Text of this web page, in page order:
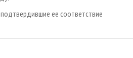
ее соответствие